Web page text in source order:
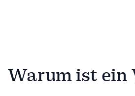
Warum ist ein